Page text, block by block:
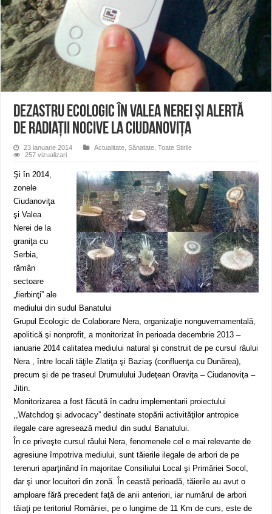
ANUNŢ OPRIRE ANUNŢ OPRIRE APĂ în ORAVIȚA – 05.08.2026 – avarie
Anunț important – Închidere temporară Podul de Piatră din Herculane
Dezastru ecologic în Valea Nerei și alertă
de radiații nocive la Ciudanovița
23 ianuarie 2014 Actualitate ,Sănatate ,Toate Stirile
257 vizualizari
Şi în 2014,
zonele
Ciudanoviţa
şi Valea
Nerei de la
graniţa cu
Serbia,
rămân
sectoare
„fierbinţi” ale
mediului din sudul Banatului
Grupul Ecologic de Colaborare Nera, organizaţie nonguvernamentală,
apolitică şi nonprofit, a monitorizat în perioada decembrie 2013 –
ianuarie 2014 calitatea mediului natural şi construit de pe cursul râului
Nera , între locali tăţile Zlatiţa şi Baziaş (confluenţa cu Dunărea),
precum şi de pe traseul Drumulului Judeţean Oraviţa – Ciudanoviţa –
Jitin.
Monitorizarea a fost făcută în cadru implementarii proiectului
,,Watchdog şi advocacy” destinate stopării activităţilor antropice
ilegale care agresează mediul din sudul Banatului.
În ce priveşte cursul râului Nera, fenomenele cel e mai relevante de
agresiune împotriva mediului, sunt tăierile ilegale de arbori de pe
terenuri aparţinând în majoritae Consiliului Local şi Primăriei Socol,
dar şi unor locuitori din zonă. În ceastă perioadă, tăierile au avut o
amploare fără precedent faţă de anii anteriori, iar numărul de arbori
tăiaţi pe teritoriul României, pe o lungime de 11 Km de curs, este de